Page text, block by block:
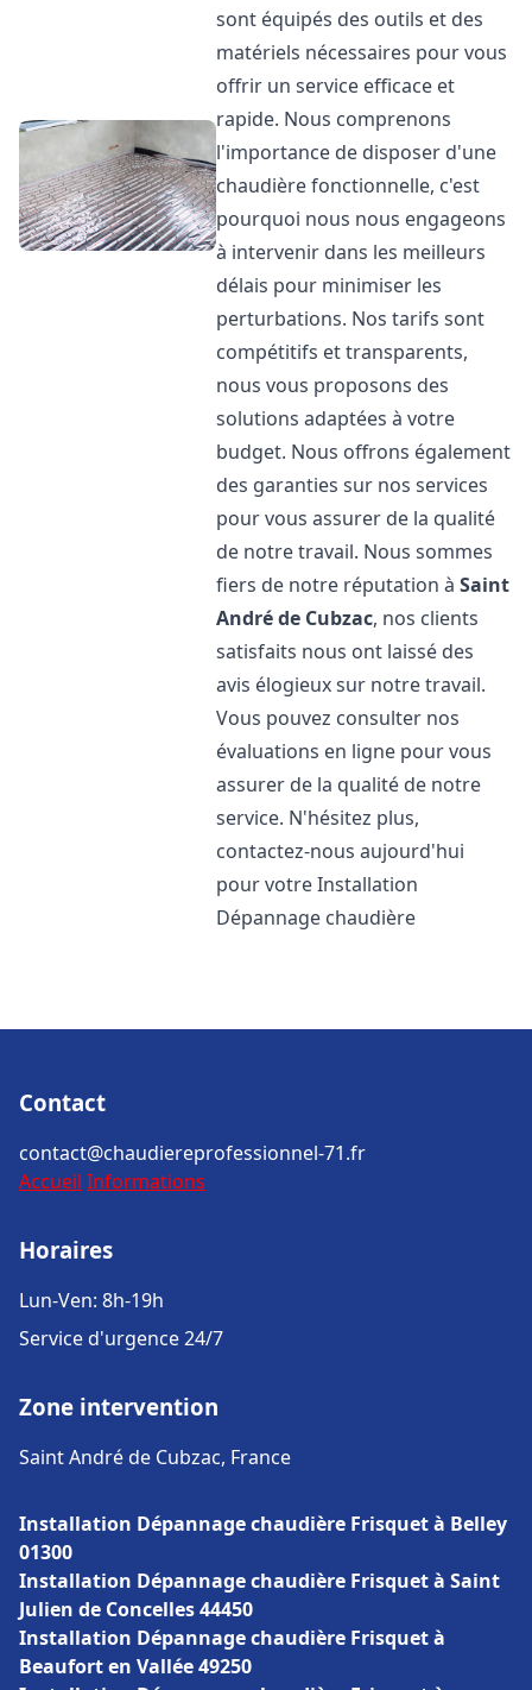
sont équipés des outils et des
matériels nécessaires pour vous
offrir un service efficace et
rapide. Nous comprenons
l'importance de disposer d'une
chaudière fonctionnelle, c'est
pourquoi nous nous engageons
à intervenir dans les meilleurs
délais pour minimiser les
perturbations. Nos tarifs sont
compétitifs et transparents,
nous vous proposons des
solutions adaptées à votre
budget. Nous offrons également
des garanties sur nos services
pour vous assurer de la qualité
de notre travail. Nous sommes
fiers de notre réputation àSaint
André de Cubzac, nos clients
satisfaits nous ont laissé des
avis élogieux sur notre travail.
Vous pouvez consulter nos
évaluations en ligne pour vous
assurer de la qualité de notre
service. N'hésitez plus,
contactez-nous aujourd'hui
pour votre Installation
Dépannage chaudière
Contact
contact@chaudiereprofessionnel-71.fr
Accueil Informations
Horaires
Lun-Ven: 8h-19h
Service d'urgence 24/7
Zone intervention
Saint André de Cubzac, France
Installation Dépannage chaudière Frisquet à Belley
01300
Installation Dépannage chaudière Frisquet à Saint
Julien de Concelles 44450
Installation Dépannage chaudière Frisquet à
Beaufort en Vallée 49250